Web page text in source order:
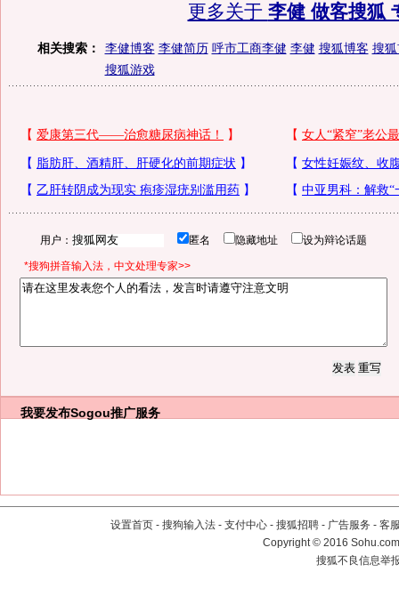
更多关于 李健 做客搜狐
相关搜索： 李健博客 李健简历 呼市工商李健 李健 搜狐博客 搜
搜狐游戏
用户： 匿名 隐藏地址 设为辩论话题
*搜狗拼音输入法，中文处理专家>>
我要发布Sogou推广服务
设置首页 - 搜狗输入法 - 支付中心 - 搜狐招聘 - 广告服务 - 客
Copyright©2016
搜狐不良信息举